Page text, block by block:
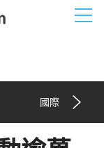
國際